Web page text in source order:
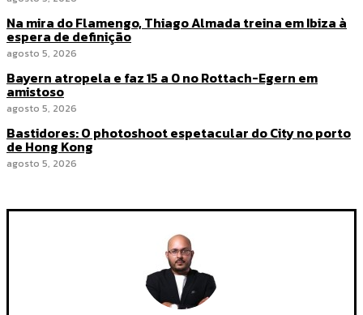
Na mira do Flamengo, Thiago Almada treina em Ibiza à
espera de definição
agosto 5, 2026
Bayern atropela e faz 15 a 0 no Rottach-Egern em
amistoso
agosto 5, 2026
Bastidores: O photoshoot espetacular do City no porto
de Hong Kong
agosto 5, 2026